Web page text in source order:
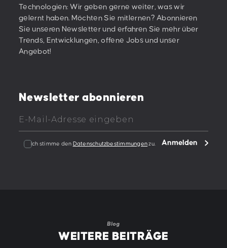
Technologien: Wir geben gerne weiter, was wir
gelernt haben. Möchten Sie mitlernen? Abonnieren
Sie unseren Newsletter und erfahren Sie mehr über
Trends, Entwicklungen, offene Jobs und unser
Angebot!
Newsletter abonnieren
Ich stimme den Datenschutzbestimmungenzu. Anmelden
Blog
WEITERE BEITRÄGE